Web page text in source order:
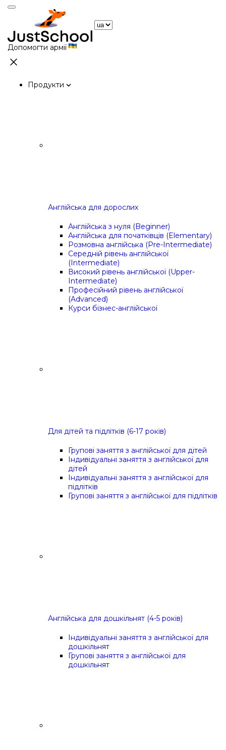
Допомогти армії
Продукти
Англійська для дорослих
Англійська з нуля (Beginner)
Англійська для початківців (Elementary)
Розмовна англійська (Pre-Intermediate)
Середній рівень англійської
(Intermediate)
Високий рівень англійської (Upper-
Intermediate)
Професійний рівень англійської
(Advanced)
Курси бізнес-англійської
Для дітей та підлітків (6-17 років)
Групові заняття з англійської для дітей
Індивідуальні заняття з англійської для
дітей
Індивідуальні заняття з англійської для
підлітків
Групові заняття з англійської для підлітків
Англійська для дошкільнят (4-5 років)
Індивідуальні заняття з англійської для
дошкільнят
Групові заняття з англійської для
дошкільнят